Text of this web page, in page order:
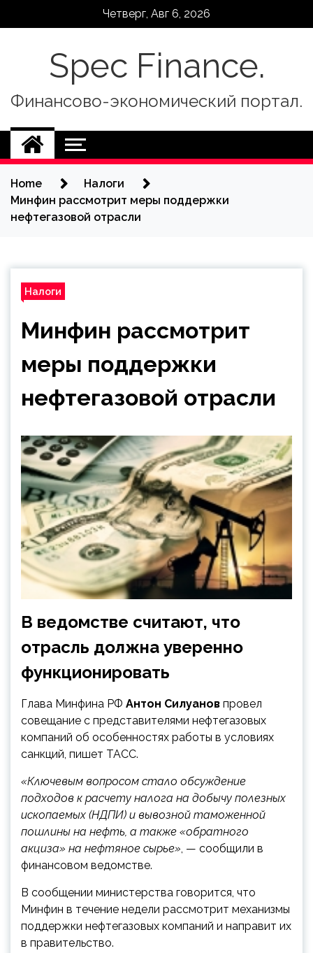
Четверг, Авг 6, 2026
Spec Finance.
Финансово-экономический портал.
Home
Налоги
Минфин рассмотрит меры поддержки
нефтегазовой отрасли
Налоги
Минфин рассмотрит
меры поддержки
нефтегазовой отрасли
В ведомстве считают, что
отрасль должна уверенно
функционировать
Глава Минфина РФ Антон Силуанов провел
совещание с представителями нефтегазовых
компаний об особенностях работы в условиях
санкций, пишет ТАСС.
«Ключевым вопросом стало обсуждение
подходов к расчету налога на добычу полезных
ископаемых (НДПИ) и вывозной таможенной
пошлины на нефть, а также «обратного
акциза» на нефтяное сырье», — сообщили в
финансовом ведомстве.
В сообщении министерства говорится, что
Минфин в течение недели рассмотрит механизмы
поддержки нефтегазовых компаний и направит их
в правительство.